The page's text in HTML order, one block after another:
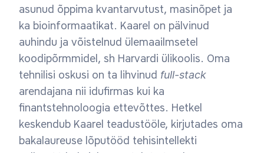
asunud õppima kvantarvutust, masinõpet ja
ka bioinformaatikat. Kaarel on pälvinud
auhindu ja võistelnud ülemaailmsetel
koodipõrmmidel, sh Harvardi ülikoolis. Oma
tehnilisi oskusi on ta lihvinud full-stack
arendajana nii idufirmas kui ka
finantstehnoloogia ettevõttes. Hetkel
keskendub Kaarel teadustööle, kirjutades oma
bakalaureuse lõputööd tehisintellekti